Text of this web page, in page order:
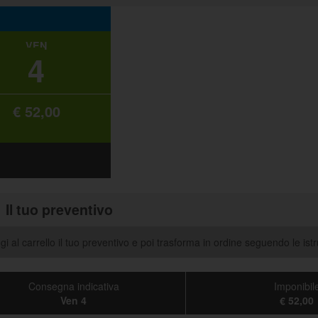
VEN
4
€ 52,00
Il tuo preventivo
al carrello il tuo preventivo e poi trasforma in ordine seguendo le
Consegna indicativa
Ven 4
€ 52,00